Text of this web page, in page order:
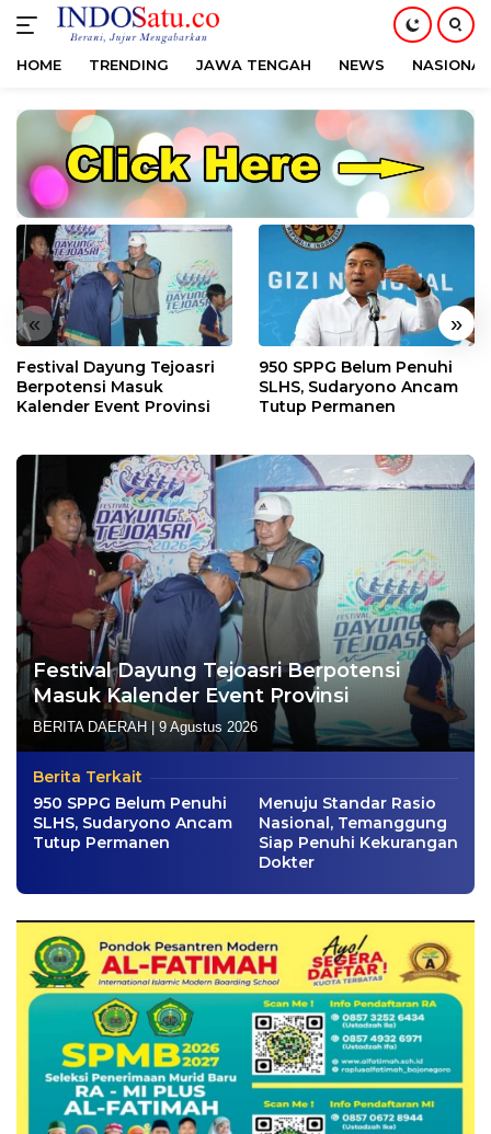
konten
HOME TRENDING JAWA TENGAH NEWS NASIONAL
« »
Festival Dayung Tejoasri
Berpotensi Masuk
Kalender Event Provinsi
950 SPPG Belum Penuhi
SLHS, Sudaryono Ancam
Tutup Permanen
Festival Dayung Tejoasri Berpotensi
Masuk Kalender Event Provinsi
BERITA DAERAH |9 Agustus 2026
Berita Terkait
950 SPPG Belum Penuhi
SLHS, Sudaryono Ancam
Tutup Permanen
Menuju Standar Rasio
Nasional, Temanggung
Siap Penuhi Kekurangan
Dokter